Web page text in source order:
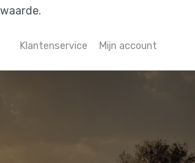
Klantenservice Mijn account